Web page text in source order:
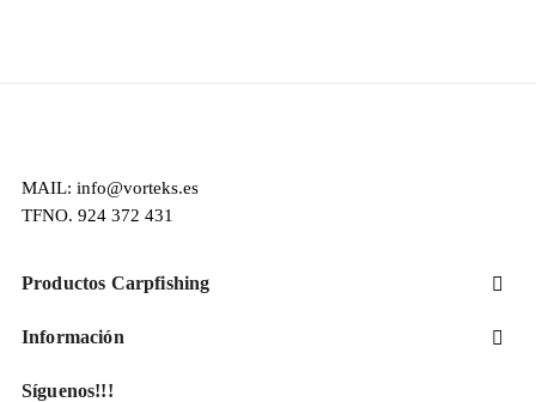
MAIL: info@vorteks.es
TFNO. 924 372 431
Productos Carpfishing 
Información 
Síguenos!!!